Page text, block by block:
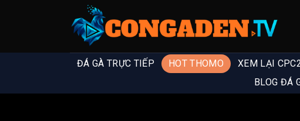
ĐÁ GÀ TRỰC TIẾP HOT THOMO XEM LẠI
BLOG ĐÁ